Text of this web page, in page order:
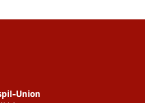
Union